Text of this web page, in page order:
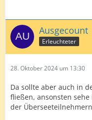
Ausgecount
Erleuchteter
28. Oktober 2024 um 13:30
Da sollte aber auch in
fließen, ansonsten
der